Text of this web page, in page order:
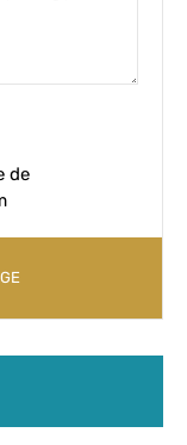
de